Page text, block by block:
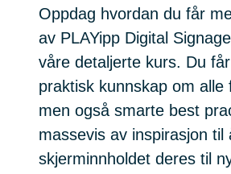
Oppdag hvordan du får
av PLAYipp Digital
våre detaljerte kurs. Du
praktisk kunnskap om alle
men også smarte best
massevis av inspirasjon til
skjerminnholdet deres til